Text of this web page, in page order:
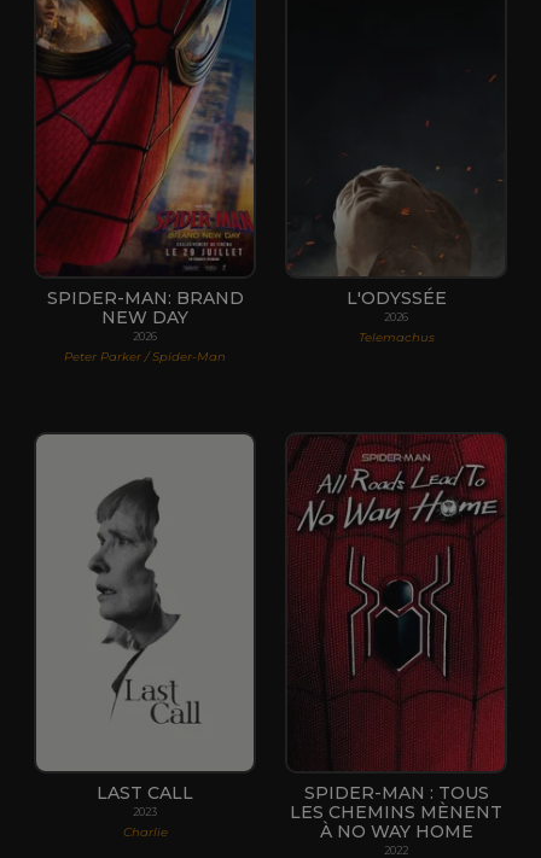
SPIDER-MAN: BRAND
NEW DAY
2026
Peter Parker / Spider-Man
L'ODYSSÉE
2026
Telemachus
LAST CALL
2023
Charlie
SPIDER-MAN : TOUS
LES CHEMINS MÈNENT
À NO WAY HOME
2022